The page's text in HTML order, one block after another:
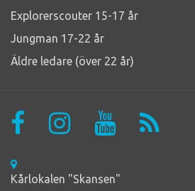
Explorerscouter 15-17 år
Jungman 17-22 år
Äldre ledare (över 22 år)
Kårlokalen "Skansen"